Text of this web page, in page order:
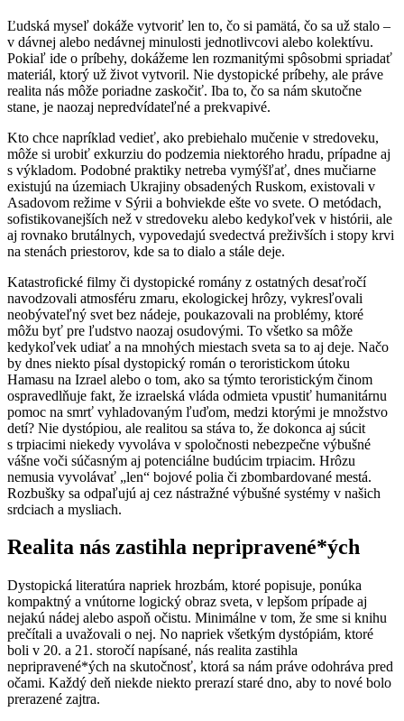
Ľudská myseľ dokáže vytvoriť len to, čo si pamätá, čo sa už stalo –
v dávnej alebo nedávnej minulosti jednotlivcovi alebo kolektívu.
Pokiaľ ide o príbehy, dokážeme len rozmanitými spôsobmi spriadať
materiál, ktorý už život vytvoril. Nie dystopické príbehy, ale práve
realita nás môže poriadne zaskočiť. Iba to, čo sa nám skutočne
stane, je naozaj nepredvídateľné a prekvapivé.
Kto chce napríklad vedieť, ako prebiehalo mučenie v stredoveku,
môže si urobiť exkurziu do podzemia niektorého hradu, prípadne aj
s výkladom. Podobné praktiky netreba vymýšľať, dnes mučiarne
existujú na územiach Ukrajiny obsadených Ruskom, existovali v
Asadovom režime v Sýrii a bohviekde ešte vo svete. O metódach,
sofistikovanejších než v stredoveku alebo kedykoľvek v histórii, ale
aj rovnako brutálnych, vypovedajú svedectvá preživších i stopy krvi
na stenách priestorov, kde sa to dialo a stále deje.
Katastrofické filmy či dystopické romány z ostatných desaťročí
navodzovali atmosféru zmaru, ekologickej hrôzy, vykresľovali
neobývateľný svet bez nádeje, poukazovali na problémy, ktoré
môžu byť pre ľudstvo naozaj osudovými. To všetko sa môže
kedykoľvek udiať a na mnohých miestach sveta sa to aj deje. Načo
by dnes niekto písal dystopický román o teroristickom útoku
Hamasu na Izrael alebo o tom, ako sa týmto teroristickým činom
ospravedlňuje fakt, že izraelská vláda odmieta vpustiť humanitárnu
pomoc na smrť vyhladovaným ľuďom, medzi ktorými je množstvo
detí? Nie dystópiou, ale realitou sa stáva to, že dokonca aj súcit
s trpiacimi niekedy vyvoláva v spoločnosti nebezpečne výbušné
vášne voči súčasným aj potenciálne budúcim trpiacim. Hrôzu
nemusia vyvolávať „len“ bojové polia či zbombardované mestá.
Rozbušky sa odpaľujú aj cez nástražné výbušné systémy v našich
srdciach a mysliach.
Realita nás zastihla nepripravené*ých
Dystopická literatúra napriek hrozbám, ktoré popisuje, ponúka
kompaktný a vnútorne logický obraz sveta, v lepšom prípade aj
nejakú nádej alebo aspoň očistu. Minimálne v tom, že sme si knihu
prečítali a uvažovali o nej. No napriek všetkým dystópiám, ktoré
boli v 20. a 21. storočí napísané, nás realita zastihla
nepripravené*ých na skutočnosť, ktorá sa nám práve odohráva pred
očami. Každý deň niekde niekto prerazí staré dno, aby to nové bolo
prerazené zajtra.